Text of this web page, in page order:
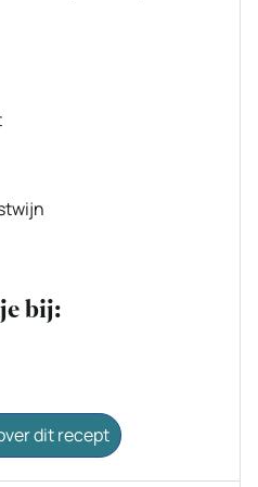
bij:
dit recept